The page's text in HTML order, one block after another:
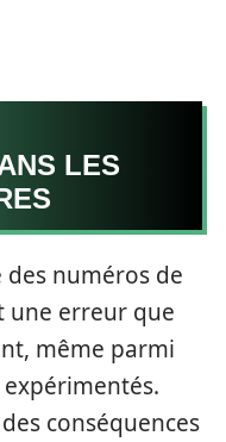
LES
numéros de
une erreur que
même parmi
conséquences